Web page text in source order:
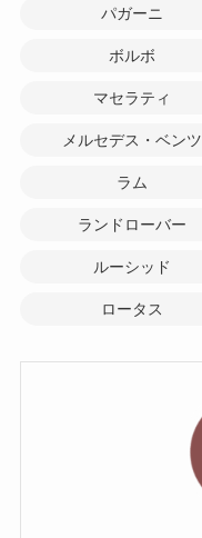
パガーニ
ボルボ
マセラティ
メルセデス・ベンツ
ラム
ランドローバー
ルーシッド
ロータス